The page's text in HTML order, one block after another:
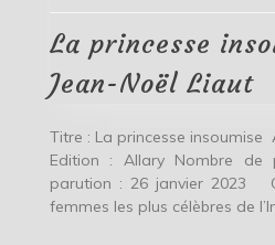
La princesse
Jean-Noël Liaut
Titre : La princesse insoumise
Edition : Allary Nombre
parution : 26 janvier 2023
femmes les plus célèbres de